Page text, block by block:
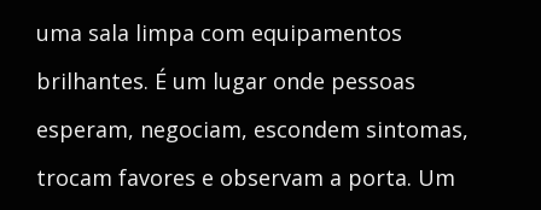
uma sala limpa com equipamentos
brilhantes. É um lugar onde pessoas
esperam, negociam, escondem sintomas,
trocam favores e observam a porta. Um